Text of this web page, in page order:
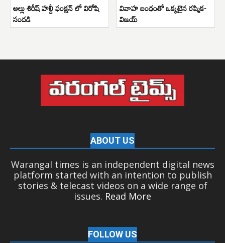
అల్లు శిరీష్ హల్దీ ఫంక్షన్ లో విరోషి
సందడి
వివాహ బంధంతో ఒక్కటైన రష్మిక-
విజయ్
ABOUT US
Warangal times is an independent digital news
platform started with an intention to publish
stories & telecast videos on a wide range of
issues. Read More
FOLLOW US